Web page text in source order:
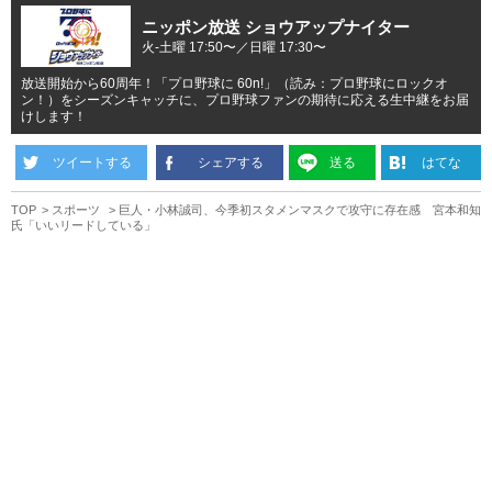
ニッポン放送 ショウアップナイター
火-土曜 17:50〜／日曜 17:30〜
放送開始から60周年！「プロ野球に 60n!」（読み：プロ野球にロックオ
ン！）をシーズンキャッチに、プロ野球ファンの期待に応える生中継をお届
けします！
ツイートする シェアする 送る はてな
TOP スポーツ
巨人・小林誠司、今季初スタメンマスクで攻守に存在感 宮本和知
氏「いいリードしている」